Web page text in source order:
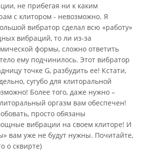
не прибегая ни к каким
с клитором - невозможно. Я
вибратор сделал всю «работу»
вибраций, то ли из-за
формы, сложно ответить
ему подчинилось. Этот вибратор
точке G, разбудить ее! Кстати,
сугубо для клиторальной
Более того, даже нужно –
оргазм вам обеспечен!
просто обязаны
вибрации на своем клиторе! И
вам уже не будут нужны. Почитайте,
о сквирте)